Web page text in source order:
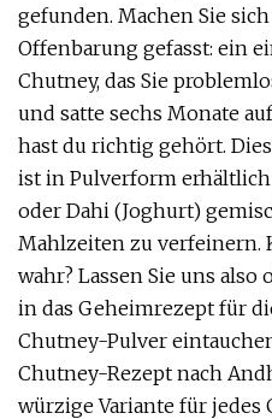
gefunden. Machen Sie
Offenbarung gefasst: ein
Chutney, das Sie
und satte sechs Monate
hast du richtig gehört.
ist in Pulverform
oder Dahi (Joghurt)
Mahlzeiten zu verfeinern.
wahr? Lassen Sie uns
in das Geheimrezept für
Chutney-Pulver
Chutney-Rezept nach
würzige Variante für jedes